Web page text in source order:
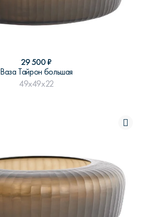
29 500₽
Ваза Тайрон большая
49x49x22